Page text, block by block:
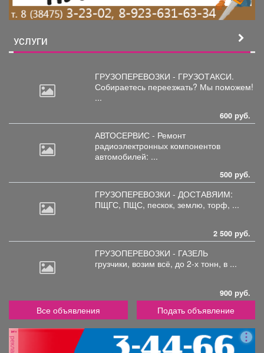
УСЛУГИ
ГРУЗОПЕРЕВОЗКИ - ГРУЗОТАКСИ.
Собираетесь переезжать? Мы поможем!
...
600 руб.
АВТОСЕРВИС - Ремонт
радиоэлектронных компонентов
автомобилей: ...
500 руб.
ГРУЗОПЕРЕВОЗКИ - ДОСТАВЯИМ:
ПЩГС, ПЩС, пескок, землю, торф, ...
2 500 руб.
ГРУЗОПЕРЕВОЗКИ - ГАЗЕЛЬ
грузчики, возим всё, до 2-х тонн, в ...
900 руб.
Все объявления Подать объявление